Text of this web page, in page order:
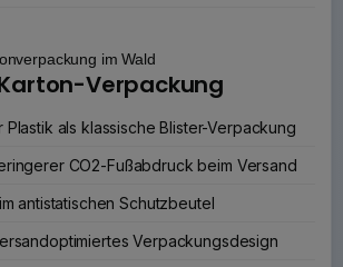
Verpackung
als klassische Blister-Verpackung
CO2-Fußabdruck beim Versand
antistatischen Schutzbeutel
Verpackungsdesign